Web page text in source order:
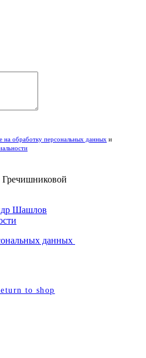
на обработку персональных данных и
Шашлов
данных
to shop